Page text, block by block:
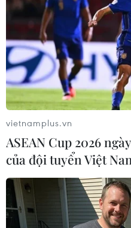
Bắt đầu thử nghiệm
Ebola tại Liberia
03/02/2015 07:40
Một cuộc thử nghiệm lâm
kiểm tra độ an toàn và
phòng Ebola đã bắt đầu
vietnamplus.vn
ASEAN Cup 2026
của đội tuyển Việt